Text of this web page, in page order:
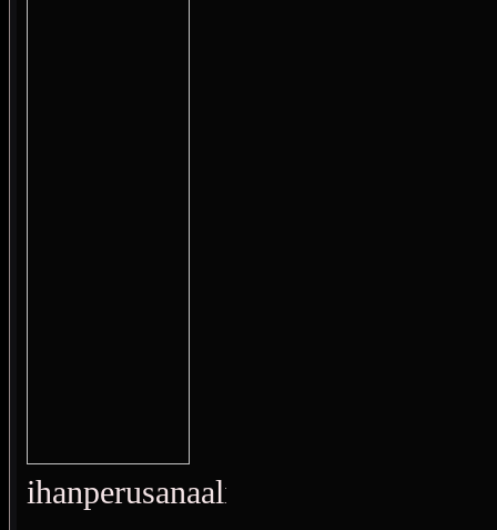
ihanperusanaali